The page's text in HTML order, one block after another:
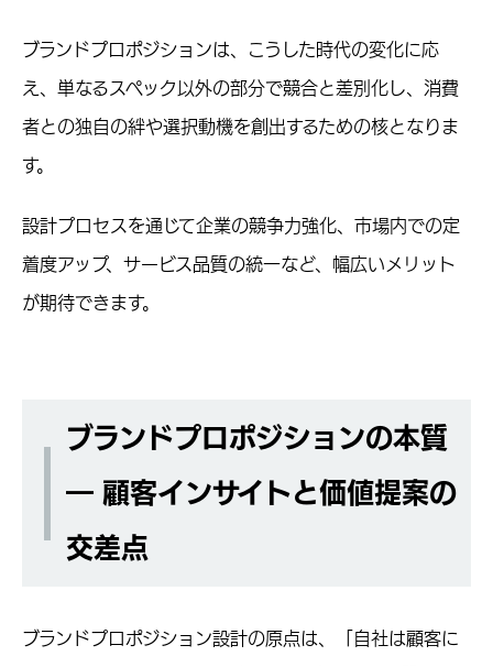
ブランドプロポジションは、こうした時代の変化に応
え、単なるスペック以外の部分で競合と差別化し、消費
者との独自の絆や選択動機を創出するための核となりま
す。
設計プロセスを通じて企業の競争力強化、市場内での定
着度アップ、サービス品質の統一など、幅広いメリット
が期待できます。
ブランドプロポジションの本質
― 顧客インサイトと価値提案の
交差点
ブランドプロポジション設計の原点は、「自社は顧客に